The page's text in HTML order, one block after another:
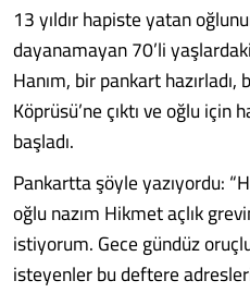
13 yıldır hapiste yatan
dayanamayan 70’li
Hanım, bir pankart
Köprüsü’ne çıktı ve oğlu
başladı.
Pankartta şöyle yazıyordu:
oğlu nazım Hikmet açlık
istiyorum. Gece gündüz
isteyenler bu deftere